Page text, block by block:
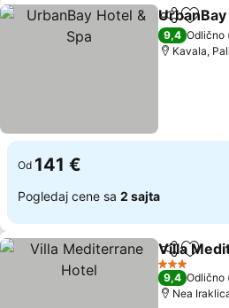
Deli
9,4 Odlično
Kavala,
Od 141 €
Pogledaj cene sa 2 sajta
Deli
Villa
3 Zvezdice
9,4 Odlično
Nea